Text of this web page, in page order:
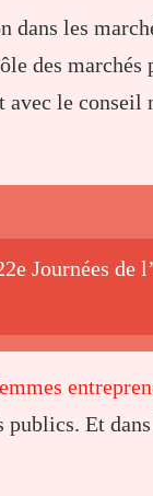
dans les
des marchés
avec le
Journées de
publics. Et